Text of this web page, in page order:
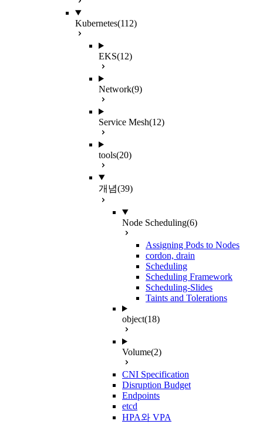
Kubernetes(112)
EKS(12)
Network(9)
Service Mesh(12)
tools(20)
개념(39)
Node Scheduling(6)
Assigning Pods to Nodes
cordon, drain
Scheduling
Scheduling Framework
Scheduling-Slides
Taints and Tolerations
object(18)
Volume(2)
CNI Specification
Disruption Budget
Endpoints
etcd
HPA와 VPA